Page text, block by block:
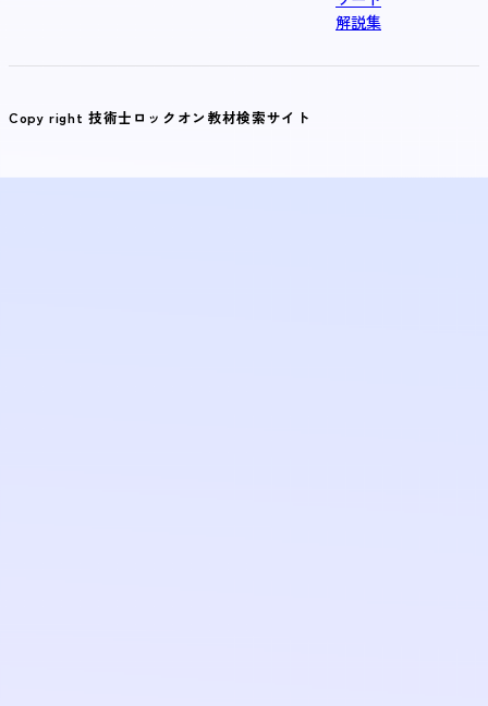
解説集
Copy right 技術士ロックオン教材検索サイト